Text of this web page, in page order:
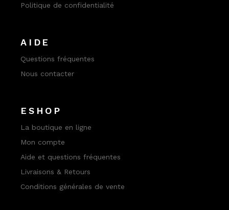
Politique de confidentialité
AIDE
Questions fréquentes
Nous contacter
ESHOP
La boutique en ligne
Mon compte
Aide et questions fréquentes
Livraisons & Retours
Conditions générales de vente